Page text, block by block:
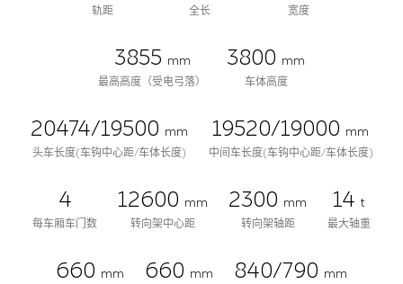
轨距
全长
宽度
3855 mm
最高高度（受电弓落）
3800 mm
车体高度
20474/19500 mm
头车长度(车钩中心距/车体长度)
19520/19000 mm
中间车长度(车钩中心距/车体长度)
4
每车厢车门数
12600 mm
转向架中心距
2300 mm
转向架轴距
14 t
最大轴重
660 mm
660 mm
840/790 mm